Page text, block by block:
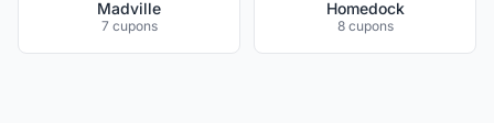
Madville
7 cupons
Homedock
8 cupons